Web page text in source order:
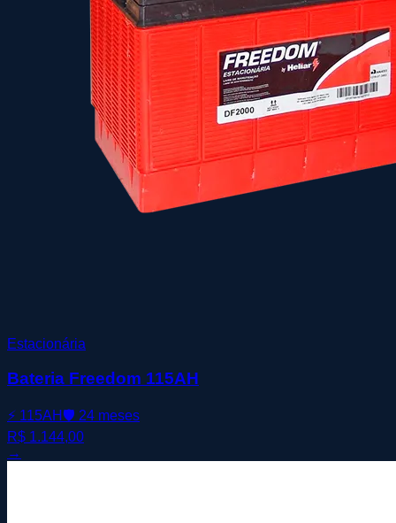
Estacionária
Bateria Freedom 115AH
⚡ 115AH 🛡️ 24 meses
R$ 1.144,00
→